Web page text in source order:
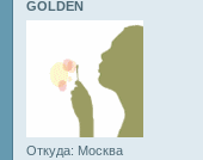
GOLDEN
Откуда: Москва